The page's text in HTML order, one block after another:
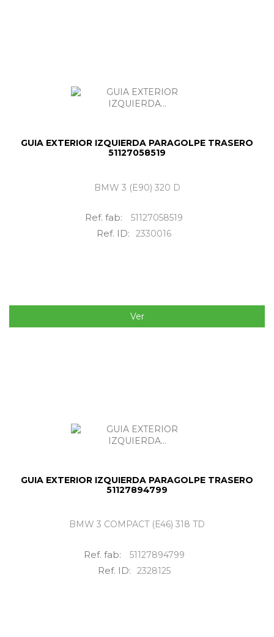
GUIA EXTERIOR IZQUIERDA PARAGOLPE TRASERO
51127058519
BMW 3 (E90) 320 D
Ref. fab: 51127058519
Ref. ID: 2330016
Ver
GUIA EXTERIOR IZQUIERDA PARAGOLPE TRASERO
51127894799
BMW 3 COMPACT (E46) 318 TD
Ref. fab: 51127894799
Ref. ID: 2328125